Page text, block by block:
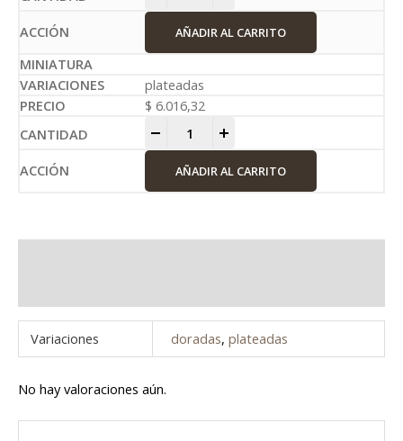
AÑADIR AL CARRITO
plateadas
$ 6.016,32
AÑADIR AL CARRITO
Variaciones doradas, plateadas
No hay valoraciones aún.